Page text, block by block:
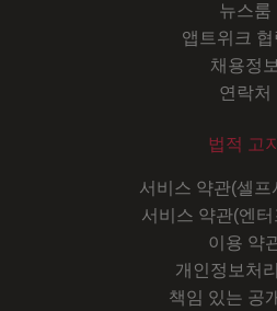
뉴스룸
앱트위크
채용정보
연락처
법적 고지
서비스 약관(셀프
서비스 약관(엔
이용 약
개인정보처
책임 있는 공